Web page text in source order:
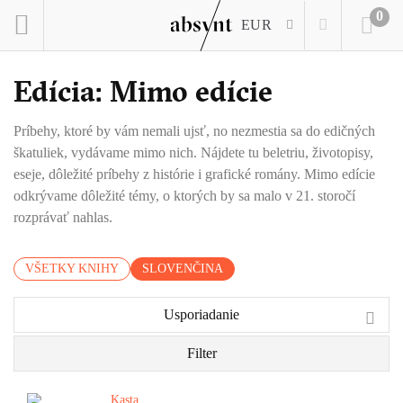
EUR
0
Edícia: Mimo edície
Príbehy, ktoré by vám nemali ujsť, no nezmestia sa do edičných
škatuliek, vydávame mimo nich. Nájdete tu beletriu, životopisy,
eseje, dôležité príbehy z histórie i grafické romány. Mimo edície
odkrývame dôležité témy, o ktorých by sa malo v 21. storočí
rozprávať nahlas.
VŠETKY KNIHY SLOVENČINA
Usporiadanie
Filter